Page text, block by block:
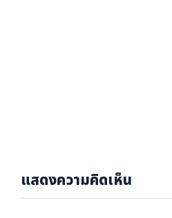
แสดงความคิดเห็น